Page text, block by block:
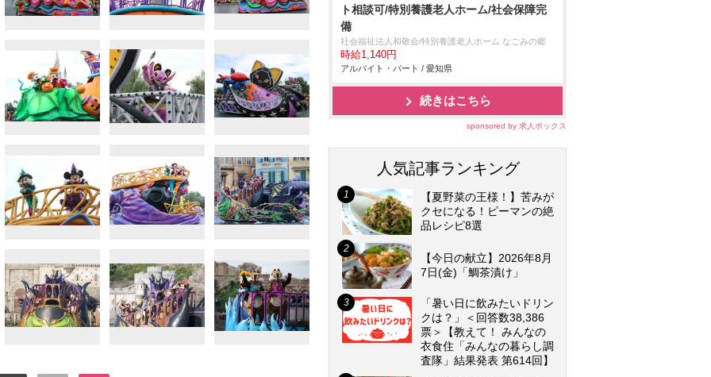
ト相談可/特別養護老人ホーム/社会保障完
備
社会福祉法人和敬会/特別養護老人ホーム なごみの郷
時給1,140円
アルバイト・パート / 愛知県
続きはこちら
sponsored by 求人ボックス
人気記事ランキング
【夏野菜の王様！】苦みが
クセになる！ピーマンの絶
品レシピ8選
【今日の献立】2026年8月
7日(金)「鯛茶漬け」
「暑い日に飲みたいドリン
クは？」＜回答数38,386
票＞【教えて！ みんなの
衣食住「みんなの暮らし調
査隊」結果発表 第614回】